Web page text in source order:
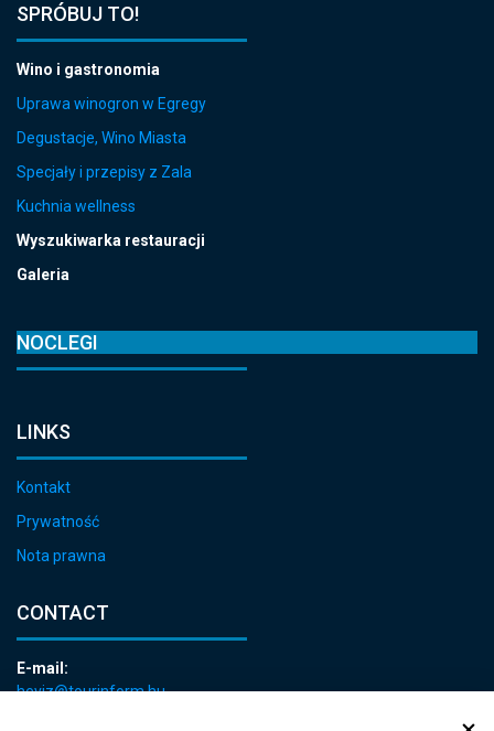
SPRÓBUJ TO!
Wino i gastronomia
Uprawa winogron w Egregy
Degustacje, Wino Miasta
Specjały i przepisy z Zala
Kuchnia wellness
Wyszukiwarka restauracji
Galeria
NOCLEGI
LINKS
Kontakt
Prywatność
Nota prawna
CONTACT
E-mail:
heviz@tourinform.hu